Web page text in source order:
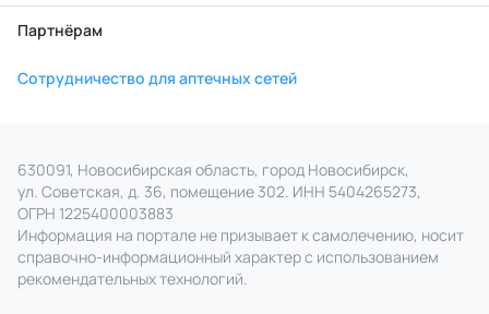
Партнёрам
Сотрудничество для аптечных сетей
630091, Новосибирская область, город Новосибирск,
ул. Советская, д. 36, помещение 302. ИНН 5404265273,
ОГРН 1225400003883
Информация на портале не призывает к самолечению, носит
справочно‑информационный характер с использованием
рекомендательных технологий.